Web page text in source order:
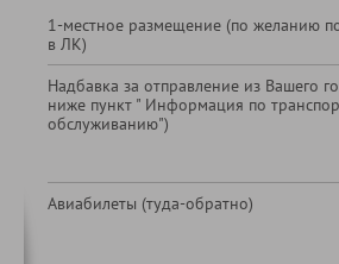
1-местное размещение (по желанию
в ЛК)
Надбавка за отправление из Вашего
ниже пункт " Информация по
обслуживанию")
Авиабилеты (туда-обратно)